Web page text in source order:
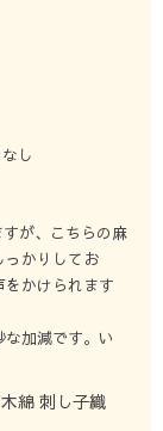
この地域で、面
_______________
_______________
__ #大人カジ
ラルコーデ
デ
し
が、こちらの麻
かりしてお
をかけられます
加減です。い
綿 刺し子織